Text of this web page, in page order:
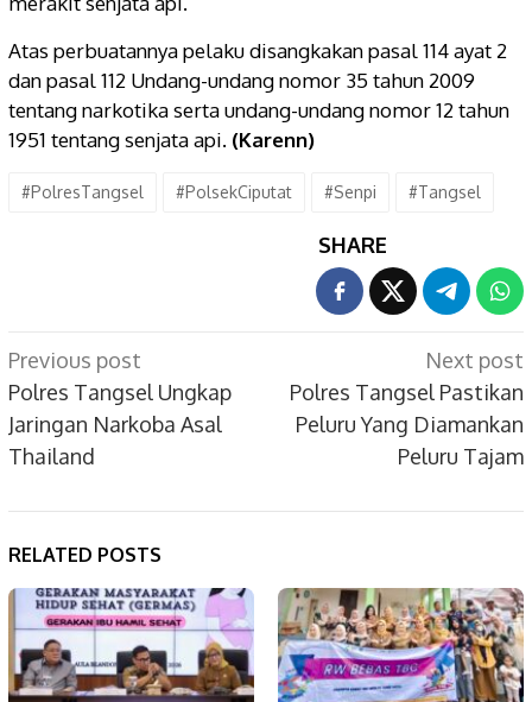
Atas perbuatannya pelaku disangkakan pasal 114 ayat 2
dan pasal 112 Undang-undang nomor 35 tahun 2009
tentang narkotika serta undang-undang nomor 12 tahun
1951 tentang senjata api. (Karenn)
#PolresTangsel #PolsekCiputat #Senpi #Tangsel
SHARE
Post
navigation
Previous post
Polres Tangsel Ungkap
Jaringan Narkoba Asal
Thailand
Next post
Polres Tangsel Pastikan
Peluru Yang Diamankan
Peluru Tajam
RELATED POSTS